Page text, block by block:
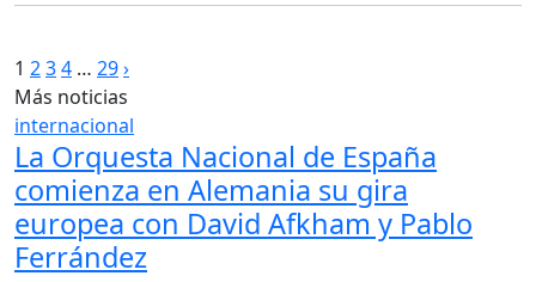
Paginación
de
entradas
1 234 … 29›
Más noticias
internacional
La Orquesta Nacional de España
comienza en Alemania su gira
europea con David Afkham y Pablo
Ferrández